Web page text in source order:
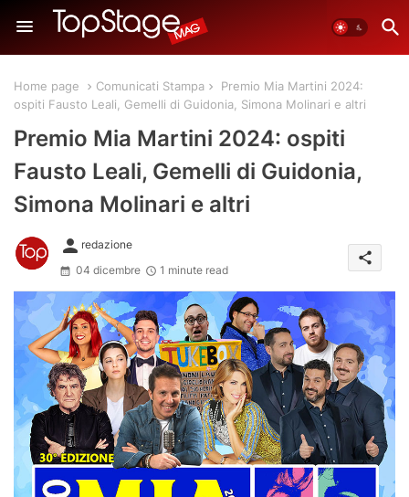
Home page Comunicati Stampa
Premio Mia Martini 2024:
ospiti Fausto Leali, Gemelli di Guidonia, Simona Molinari e altri
Premio Mia Martini 2024: ospiti
Fausto Leali, Gemelli di Guidonia,
Simona Molinari e altri
person redazione
04 dicembre
1 minute read
share